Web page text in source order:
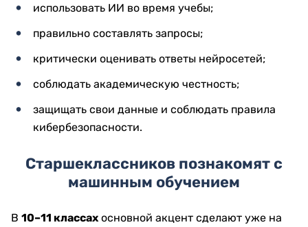
использовать ИИ во время учебы;
правильно составлять запросы;
критически оценивать ответы нейросетей;
соблюдать академическую честность;
защищать свои данные и соблюдать правила
кибербезопасности.
Старшеклассников познакомят с
машинным обучением
В 10–11 классах основной акцент сделают уже на